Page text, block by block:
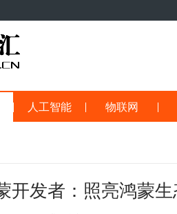
人工智能 物联网
开发者：照亮鸿蒙